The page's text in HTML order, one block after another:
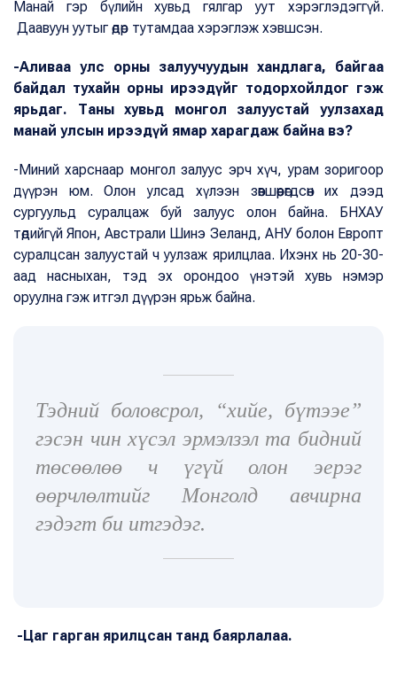
Манай гэр бүлийн хувьд гялгар уут хэрэглэдэггүй.
Даавуун уутыг өдөр тутамдаа хэрэглэж хэвшсэн.
-Аливаа улс орны залуучуудын хандлага, байгаа
байдал тухайн орны ирээдүйг тодорхойлдог гэж
ярьдаг. Таны хувьд монгол залуустай уулзахад
манай улсын ирээдүй ямар харагдаж байна вэ?
-Миний харснаар монгол залуус эрч хүч, урам зоригоор
дүүрэн юм. Олон улсад хүлээн зөвшөөрөгдсөн их дээд
сургуульд суралцаж буй залуус олон байна. БНХАУ
төдийгүй Япон, Австрали Шинэ Зеланд, АНУ болон Европт
суралцсан залуустай ч уулзаж ярилцлаа. Ихэнх нь 20-30-
аад насныхан, тэд эх орондоо үнэтэй хувь нэмэр
оруулна гэж итгэл дүүрэн ярьж байна.
Тэдний боловсрол, “хийе, бүтээе”
гэсэн чин хүсэл эрмэлзэл та бидний
төсөөлөө ч үгүй олон эерэг
өөрчлөлтийг Монголд авчирна
гэдэгт би итгэдэг.
-Цаг гарган ярилцсан танд баярлалаа.
хамт